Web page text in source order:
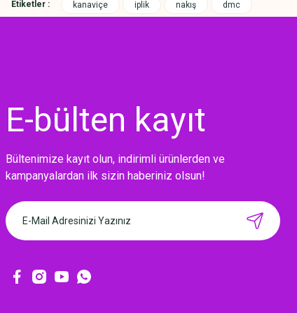
MIKNATISLI İĞNE TUTUCU-BAHAR
160,00 TL
Etiketler : kanaviçe iplik nakış dmc
E-bülten kayıt
Bültenimize kayıt olun, indirimli ürünlerden ve
kampanyalardan ilk sizin haberiniz olsun!